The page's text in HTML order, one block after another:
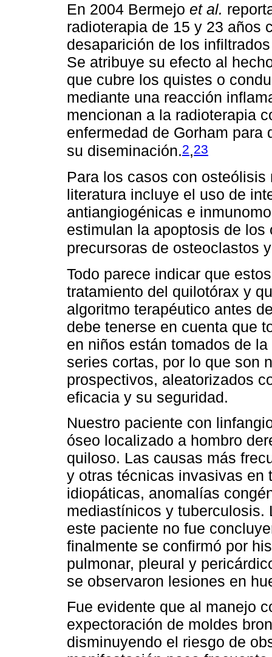
En 2004 Bermejo et al.
radioterapia de 15 y 23 años
desaparición de los
Se atribuye su efecto al
que cubre los quistes o
mediante una reacción
mencionan a la radioterapia
enfermedad de Gorham
su diseminación.2,23
Para los casos con
literatura incluye el uso de
antiangiogénicas e
estimulan la apoptosis de
precursoras de osteoclastos
Todo parece indicar que
tratamiento del quilotórax y
algoritmo terapéutico antes
debe tenerse en cuenta que
en niños están tomados de
series cortas, por lo que son
prospectivos, aleatorizados
eficacia y su seguridad.
Nuestro paciente con
óseo localizado a hombro
quiloso. Las causas más
y otras técnicas invasivas en
idiopáticas, anomalías
mediastínicos y tuberculosis.
este paciente no fue
finalmente se confirmó por
pulmonar, pleural y
se observaron lesiones en
Fue evidente que al manejo
expectoración de moldes
disminuyendo el riesgo de